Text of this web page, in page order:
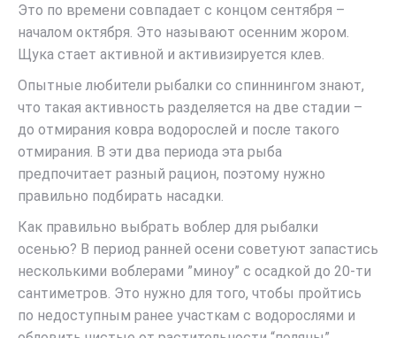
Это по времени совпадает с концом сентября –
началом октября. Это называют осенним жором.
Щука стает активной и активизируется клев.
Опытные любители рыбалки со спиннингом знают,
что такая активность разделяется на две стадии –
до отмирания ковра водорослей и после такого
отмирания. В эти два периода эта рыба
предпочитает разный рацион, поэтому нужно
правильно подбирать насадки.
Как правильно выбрать воблер для рыбалки
осенью? В период ранней осени советуют запастись
несколькими воблерами ”миноу” с осадкой до 20-ти
сантиметров. Это нужно для того, чтобы пройтись
по недоступным ранее участкам с водорослями и